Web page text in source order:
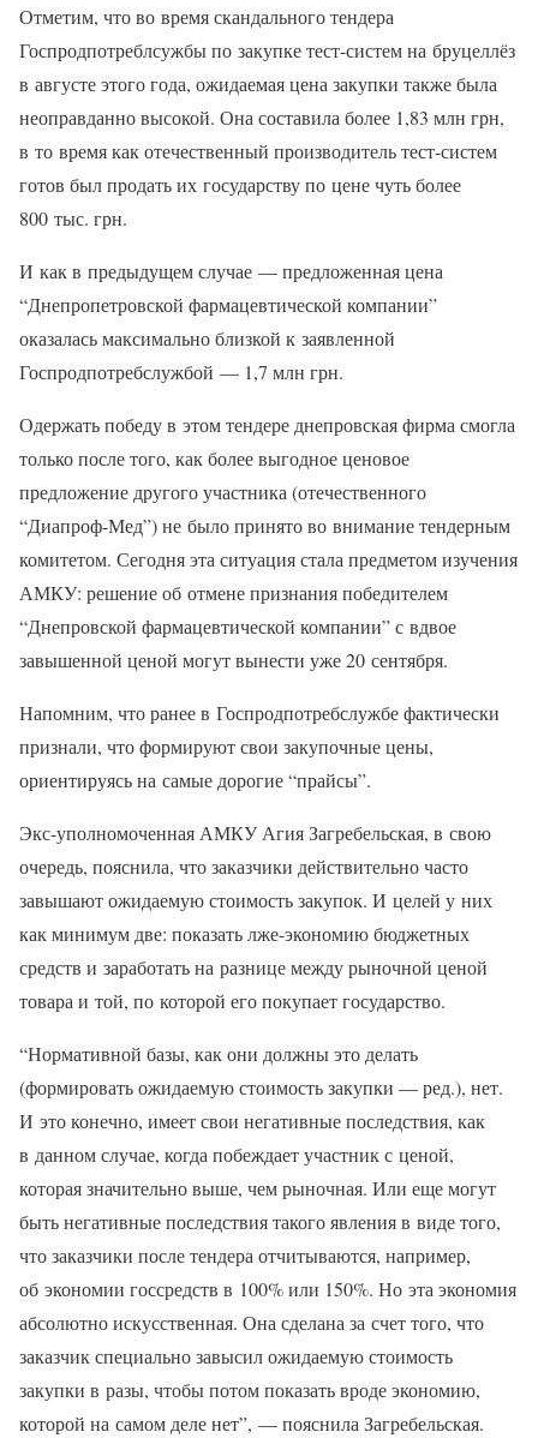
Отметим, что во время скандального тендера
Госпродпотреблсужбы по закупке тест-систем на бруцеллёз
в августе этого года, ожидаемая цена закупки также была
неоправданно высокой. Она составила более 1,83 млн грн,
в то время как отечественный производитель тест-систем
готов был продать их государству по цене чуть более
800 тыс. грн.
И как в предыдущем случае — предложенная цена
“Днепропетровской фармацевтической компании”
оказалась максимально близкой к заявленной
Госпродпотребслужбой — 1,7 млн грн.
Одержать победу в этом тендере днепровская фирма смогла
только после того, как более выгодное ценовое
предложение другого участника (отечественного
“Диапроф-Мед”) не было принято во внимание тендерным
комитетом. Сегодня эта ситуация стала предметом изучения
АМКУ: решение об отмене признания победителем
“Днепровской фармацевтической компании” с вдвое
завышенной ценой могут вынести уже 20 сентября.
Напомним, что ранее в Госпродпотребслужбе фактически
признали, что формируют свои закупочные цены,
ориентируясь на самые дорогие “прайсы”.
Экс-уполномоченная АМКУ Агия Загребельская, в свою
очередь, пояснила, что заказчики действительно часто
завышают ожидаемую стоимость закупок. И целей у них
как минимум две: показать лже-экономию бюджетных
средств и заработать на разнице между рыночной ценой
товара и той, по которой его покупает государство.
“Нормативной базы, как они должны это делать
(формировать ожидаемую стоимость закупки — ред.), нет.
И это конечно, имеет свои негативные последствия, как
в данном случае, когда побеждает участник с ценой,
которая значительно выше, чем рыночная. Или еще могут
быть негативные последствия такого явления в виде того,
что заказчики после тендера отчитываются, например,
об экономии госсредств в 100% или 150%. Но эта экономия
абсолютно искусственная. Она сделана за счет того, что
заказчик специально завысил ожидаемую стоимость
закупки в разы, чтобы потом показать вроде экономию,
которой на самом деле нет”, — пояснила Загребельская.